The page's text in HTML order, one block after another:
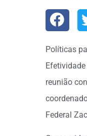
Políticas
reunião
Federal